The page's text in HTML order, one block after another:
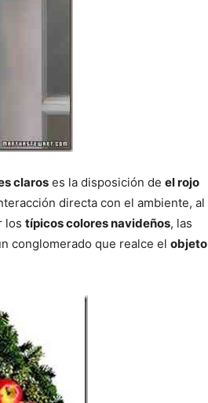
claros es la disposición de el rojo
directa con el ambiente, al
los típicos colores navideños, las
conglomerado que realce el objeto